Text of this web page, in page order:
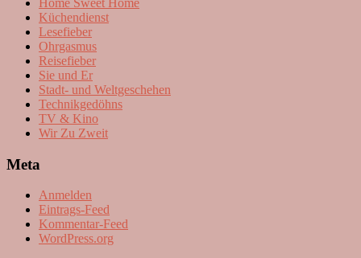
Home Sweet Home
Küchendienst
Lesefieber
Ohrgasmus
Reisefieber
Sie und Er
Stadt- und Weltgeschehen
Technikgedöhns
TV & Kino
Wir Zu Zweit
Meta
Anmelden
Eintrags-Feed
Kommentar-Feed
WordPress.org